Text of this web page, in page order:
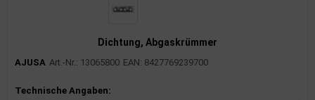
Dichtung, Abgaskrümmer
AJUSA Art.-Nr.: 13065800 EAN: 8427769239700
Produktinformationen
Technische Angaben: